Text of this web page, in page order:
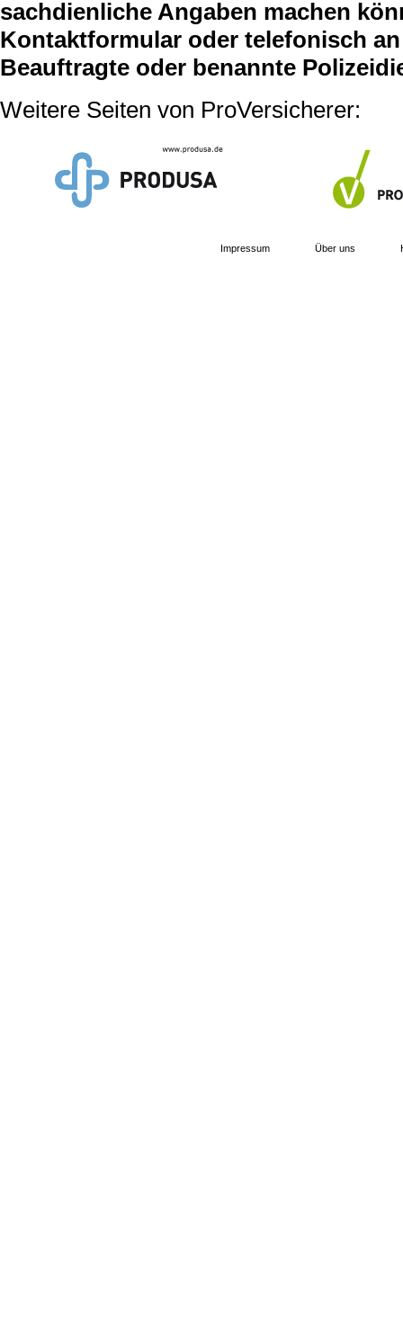
sachdienliche Angaben machen
Kontaktformular oder telefonisch
Beauftragte oder benannte
Weitere Seiten von ProVersicherer:
Impressum Über uns